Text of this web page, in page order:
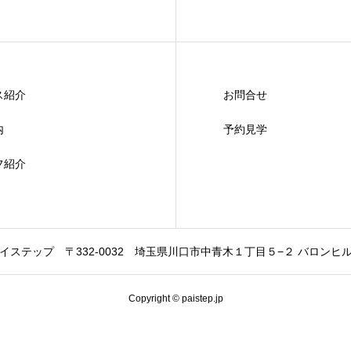
紹介
紹介
お問合せ
予約見学
ステップ 〒332-0032 埼玉県川口市中青木１丁目５−２ バロンヒ
Copyright © paistep.jp